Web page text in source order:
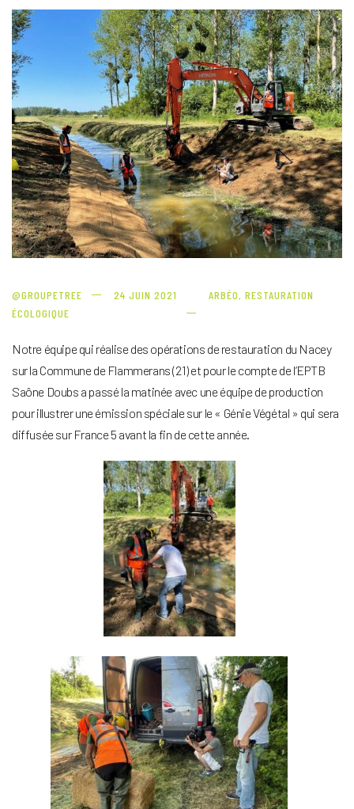
@GROUPETREE 24 JUIN 2021 ARBÉO, RESTAURATION
ÉCOLOGIQUE
Notre équipe qui réalise des opérations de restauration du Nacey
sur la Commune de Flammerans (21) et pour le compte de l’EPTB
Saône Doubs a passé la matinée avec une équipe de production
pour illustrer une émission spéciale sur le « Génie Végétal » qui sera
diffusée sur France 5 avant la fin de cette année.